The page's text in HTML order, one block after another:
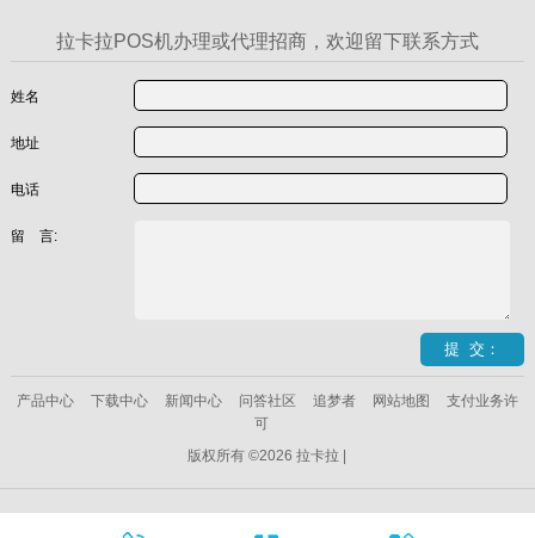
拉卡拉POS机办理或代理招商，欢迎留下联系方式
姓名
地址
电话
留 言:
产品中心 下载中心 新闻中心 问答社区 追梦者 网站地图
支付业务许
可
版权所有 ©2026 拉卡拉 |